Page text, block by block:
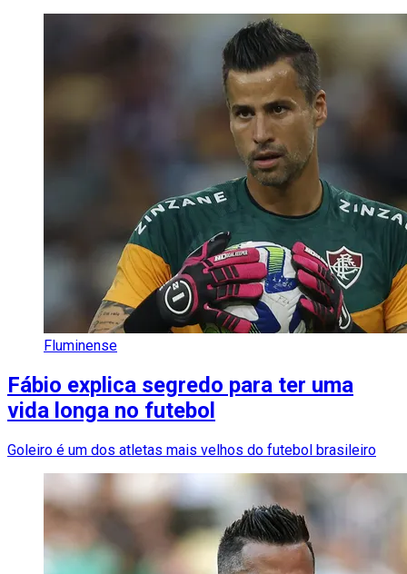
Fluminense
Fábio explica segredo para ter uma
vida longa no futebol
Goleiro é um dos atletas mais velhos do futebol brasileiro